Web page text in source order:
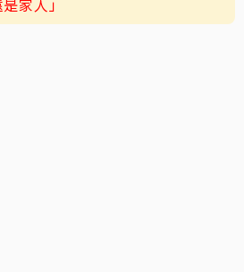
早有跡象？楊銘威、方志友過